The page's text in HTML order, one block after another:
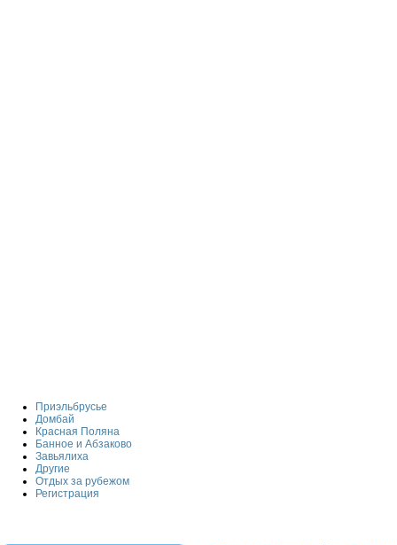
Приэльбрусье
Домбай
Красная Поляна
Банное и Абзаково
Завьялиха
Другие
Отдых за рубежом
Регистрация